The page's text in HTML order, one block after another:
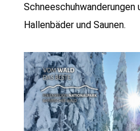
Hallenbäder und Saunen.